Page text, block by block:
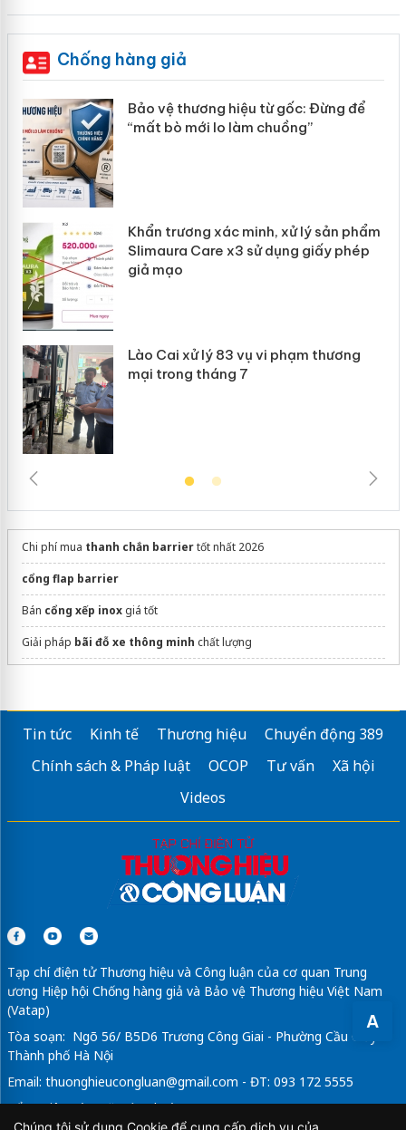
A
Chống hàng giả
Bảo vệ thương hiệu từ gốc: Đừng để
“mất bò mới lo làm chuồng”
Khẩn trương xác minh, xử lý sản phẩm
Slimaura Care x3 sử dụng giấy phép
giả mạo
Lào Cai xử lý 83 vụ vi phạm thương
mại trong tháng 7
Chi phí mua thanh chắn barriertốt nhất 2026
cổng flap barrier
Bán cổng xếp inoxgiá tốt
Giải pháp bãi đỗ xe thông minh chất lượng
Phân phối thanh chắn bariean ninh
dán phim cách nhiệt ô tô
Máy gia nhiệt NTN
Tin tức Kinh tế Thương hiệu
Chuyển động 389
Chính sách & Pháp luật
OCOP Tư vấn
Xã hội
Videos
Tạp chí điện tử Thương hiệu và Công luận của cơ quan Trung
ương Hiệp hội Chống hàng giả và Bảo vệ Thương hiệu Việt Nam
(Vatap)
Tòa soạn: Ngõ 56/ B5D6 Trương Công Giai - Phường Cầu Giấy -
Thành phố Hà Nội
Email: thuonghieucongluan@gmail.com - ĐT: 093 172 5555
Tổng Biên Tập: Vũ Đức Thuận
Chúng tôi sử dụng Cookie để cung cấp dịch vụ của